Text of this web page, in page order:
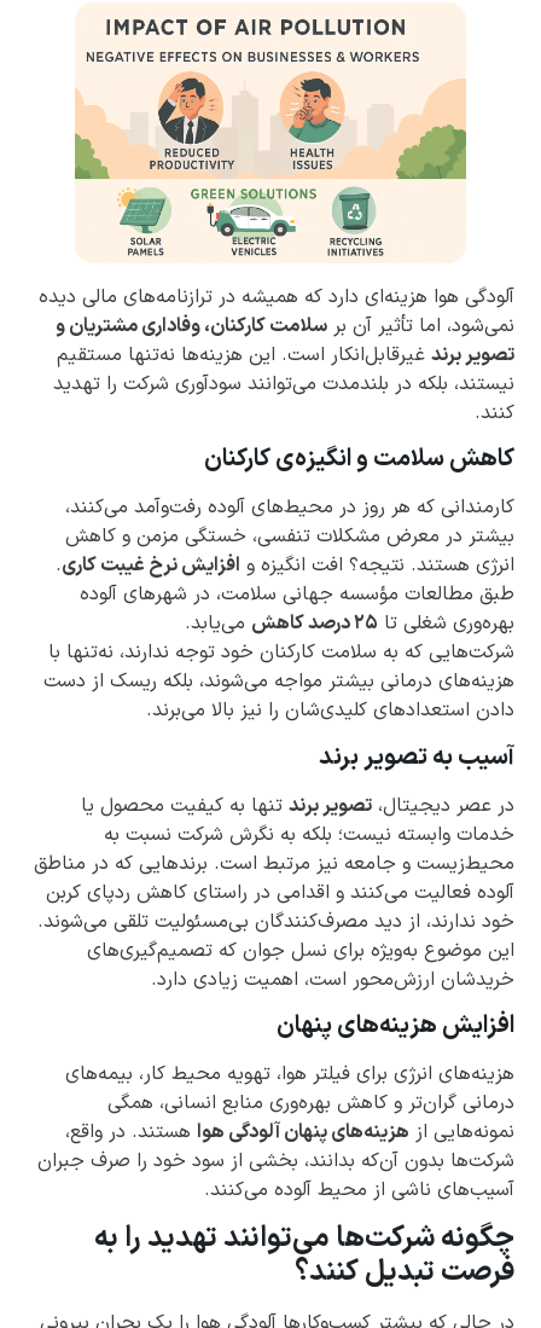
آلودگی هوا هزینه‌ای دارد که همیشه در ترازنامه‌های مالی دیده
نمی‌شود، اما تأثیر آن بر سلامت کارکنان، وفاداری مشتریان و
تصویر برند غیرقابل‌انکار است. این هزینه‌ها نه‌تنها مستقیم
نیستند، بلکه در بلندمدت می‌توانند سودآوری شرکت را تهدید
کنند.
کاهش سلامت و انگیزه‌ی کارکنان
کارمندانی که هر روز در محیط‌های آلوده رفت‌وآمد می‌کنند،
بیشتر در معرض مشکلات تنفسی، خستگی مزمن و کاهش
انرژی هستند. نتیجه؟ افت انگیزه و افزایش نرخ غیبت کاری.
طبق مطالعات مؤسسه جهانی سلامت، در شهرهای آلوده
بهره‌وری شغلی تا ۲۵ درصد کاهش
می‌یابد.
شرکت‌هایی که به سلامت کارکنان خود توجه ندارند، نه‌تنها با
هزینه‌های درمانی بیشتر مواجه می‌شوند، بلکه ریسک از دست
دادن استعدادهای کلیدی‌شان را نیز بالا می‌برند.
آسیب به تصویر برند
در عصر دیجیتال، تصویر برند تنها به کیفیت محصول یا
خدمات وابسته نیست؛ بلکه به نگرش شرکت نسبت به
محیط‌زیست و جامعه نیز مرتبط است. برندهایی که در مناطق
آلوده فعالیت می‌کنند و اقدامی در راستای کاهش ردپای کربن
خود ندارند، از دید مصرف‌کنندگان بی‌مسئولیت تلقی می‌شوند.
این موضوع به‌ویژه برای نسل جوان که تصمیم‌گیری‌های
خریدشان ارزش‌محور است، اهمیت زیادی دارد.
افزایش هزینه‌های پنهان
هزینه‌های انرژی برای فیلتر هوا، تهویه محیط کار، بیمه‌های
درمانی گران‌تر و کاهش بهره‌وری منابع انسانی، همگی
نمونه‌هایی از هزینه‌های پنهان آلودگی هوا هستند. در واقع،
شرکت‌ها بدون آن‌که بدانند، بخشی از سود خود را صرف جبران
آسیب‌های ناشی از محیط آلوده می‌کنند.
چگونه شرکت‌ها می‌توانند تهدید را به
فرصت تبدیل کنند؟